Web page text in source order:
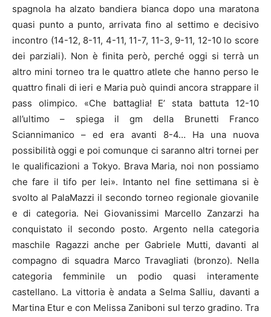
spagnola ha alzato bandiera bianca dopo una maratona
quasi punto a punto, arrivata fino al settimo e decisivo
incontro (14-12, 8-11, 4-11, 11-7, 11-3, 9-11, 12-10 lo score
dei parziali). Non è finita però, perché oggi si terrà un
altro mini torneo tra le quattro atlete che hanno perso le
quattro finali di ieri e Maria può quindi ancora strappare il
pass olimpico. «Che battaglia! E’ stata battuta 12-10
all’ultimo – spiega il gm della Brunetti Franco
Sciannimanico – ed era avanti 8-4… Ha una nuova
possibilità oggi e poi comunque ci saranno altri tornei per
le qualificazioni a Tokyo. Brava Maria, noi non possiamo
che fare il tifo per lei». Intanto nel fine settimana si è
svolto al PalaMazzi il secondo torneo regionale giovanile
e di categoria. Nei Giovanissimi Marcello Zanzarzi ha
conquistato il secondo posto. Argento nella categoria
maschile Ragazzi anche per Gabriele Mutti, davanti al
compagno di squadra Marco Travagliati (bronzo). Nella
categoria femminile un podio quasi interamente
castellano. La vittoria è andata a Selma Salliu, davanti a
Martina Etur e con Melissa Zaniboni sul terzo gradino. Tra